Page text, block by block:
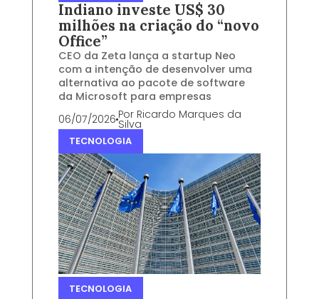
Indiano investe US$ 30
milhões na criação do “novo
Office”
CEO da Zeta lança a startup Neo
com a intenção de desenvolver uma
alternativa ao pacote de software
da Microsoft para empresas
06/07/2026 Por Ricardo Marques da
Silva
TECNOLOGIA
TECNOLOGIA